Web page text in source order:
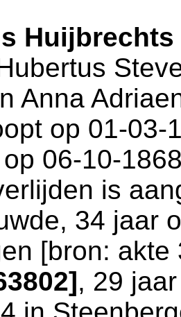
Huijbrechts
Anna
op 01-
06-10-
is
34 jaar
[bron: akte
, 29